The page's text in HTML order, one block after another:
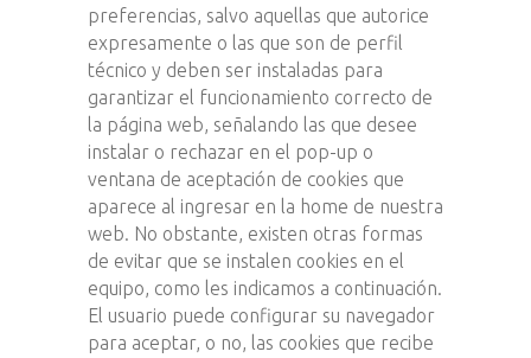
preferencias, salvo aquellas que autorice
expresamente o las que son de perfil
técnico y deben ser instaladas para
garantizar el funcionamiento correcto de
la página web, señalando las que desee
instalar o rechazar en el pop-up o
ventana de aceptación de cookies que
aparece al ingresar en la home de nuestra
web. No obstante, existen otras formas
de evitar que se instalen cookies en el
equipo, como les indicamos a continuación.
El usuario puede configurar su navegador
para aceptar, o no, las cookies que recibe